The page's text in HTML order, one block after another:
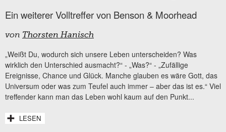
Ein weiterer Volltreffer von Benson & Moorhead
von Thorsten Hanisch
„Weißt Du, wodurch sich unsere Leben unterscheiden? Was
wirklich den Unterschied ausmacht?“ - „Was?“ - „Zufällige
Ereignisse, Chance und Glück. Manche glauben es wäre Gott, das
Universum oder was zum Teufel auch immer – aber das ist es.“ Viel
treffender kann man das Leben wohl kaum auf den Punkt...
LESEN